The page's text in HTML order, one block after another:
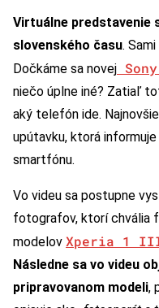
Virtuálne predstavenie
slovenského času.
Dočkáme sa novej
niečo úplne iné? Zatiaľ
aký telefón ide.
upútavku, ktorá
smartfónu.
Vo videu sa postupne
fotografov, ktorí chvália
modelov Xperia 1
Následne sa vo videu
pripravovanom modeli,